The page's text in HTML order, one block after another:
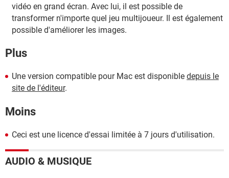
vidéo en grand écran. Avec lui, il est possible de
transformer n'importe quel jeu multijoueur. Il est également
possible d'améliorer les images.
Plus
Une version compatible pour Mac est disponible depuis le
site de l'éditeur.
Moins
Ceci est une licence d'essai limitée à 7 jours d'utilisation.
AUDIO & MUSIQUE